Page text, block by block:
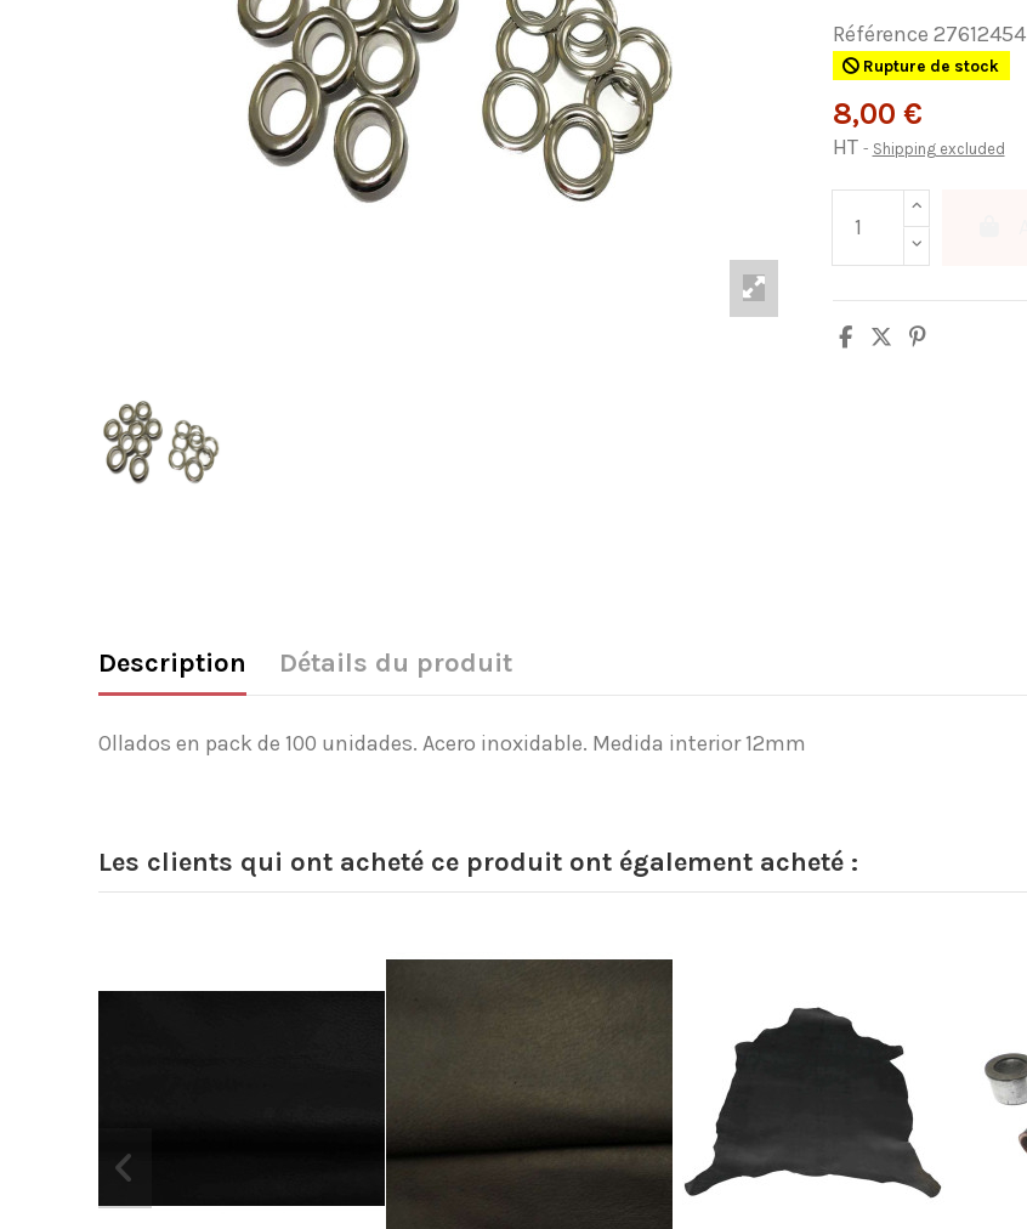
Référence 27612454
Rupture de stock
8,00 €
HT Shipping excluded
Description Détails du produit
Ollados en pack de 100 unidades. Acero inoxidable. Medida interior 12mm
Les clients qui ont acheté ce produit ont également acheté :